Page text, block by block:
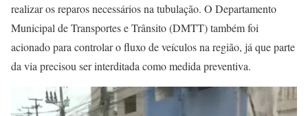
realizar os reparos necessários na tubulação. O Departamento
Municipal de Transportes e Trânsito (DMTT) também foi
acionado para controlar o fluxo de veículos na região, já que parte
da via precisou ser interditada como medida preventiva.